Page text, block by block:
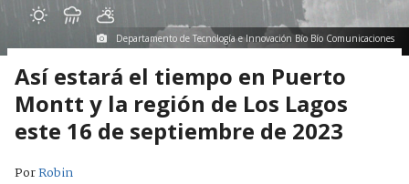
Departamento de Tecnología e Innovación Bío Bío Comunicaciones
Así estará el tiempo en Puerto
Montt y la región de Los Lagos
este 16 de septiembre de 2023
PorRobin